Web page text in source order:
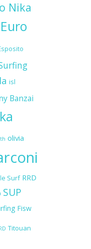
Nika
Euro
isl
Banzai
olivia
Surf RRD
SUP
Fisw
Titouan